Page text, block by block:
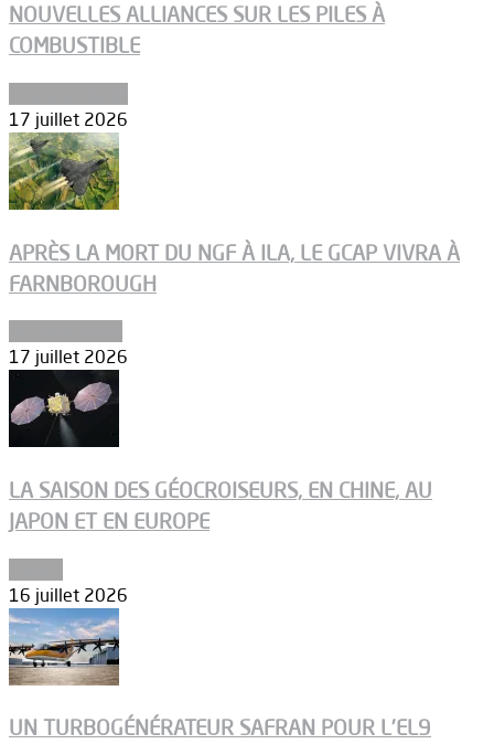
NOUVELLES ALLIANCES SUR LES PILES À
COMBUSTIBLE
17 juillet 2026
APRÈS LA MORT DU NGF À ILA, LE GCAP VIVRA À
FARNBOROUGH
17 juillet 2026
LA SAISON DES GÉOCROISEURS, EN CHINE, AU
JAPON ET EN EUROPE
16 juillet 2026
UN TURBOGÉNÉRATEUR SAFRAN POUR L’EL9